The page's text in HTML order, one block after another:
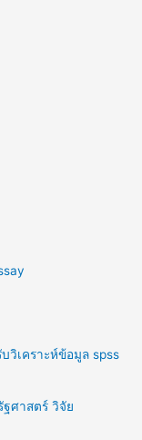
วิเคราะห์ข้อมูล spss
ฐศาสตร์ วิจัย